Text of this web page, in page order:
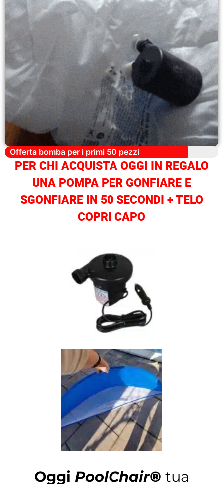
Offerta bomba per i primi 50 pezzi
PER CHI ACQUISTA OGGI IN REGALO
UNA POMPA PER GONFIARE E
SGONFIARE IN 50 SECONDI + TELO
COPRI CAPO
Oggi PoolChair® tua